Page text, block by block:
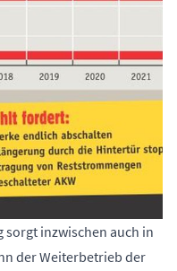
inzwischen auch in
der Weiterbetrieb der